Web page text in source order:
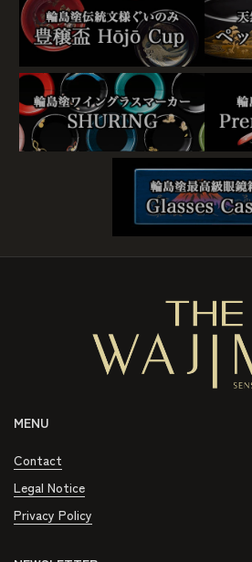
MENU
Contact
Legal Notice
Privacy Policy